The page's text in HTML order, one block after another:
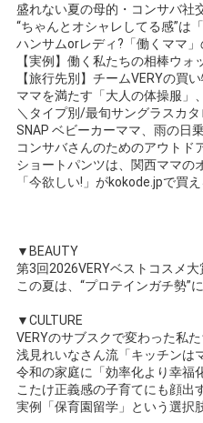
盛れない夏の母的・コンサバ社
“ちゃんとオシャレしてる感”は
ハンサムorレディ?「働くママ
【実例】働く私たちの相棒ウォ
【旅行先別】チームVERYの買
ママを満たす「大人の体操服」
＼タイプ別/最旬サングラスカ
SNAP ベビーカーママ、雨の日
コンサバさんのためのアウトド
ショートパンツは、関西ママ
「今欲しい!」がkokode.jpで買
▼BEAUTY
第3回2026VERYベストコスメ大
この夏は、“プロテインガチ勢”
▼CULTURE
VERYのサブスクで変わった私
浅見れいなさん流「キッチンは
令和の家庭に「効率化より幸福
こたけ正義感の子育てにも顔出
実例「保育園留学」という選択